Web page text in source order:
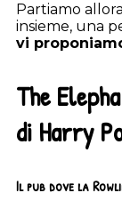
Partiamo
insieme, una
vi
The
di Harry
Il pub dove la